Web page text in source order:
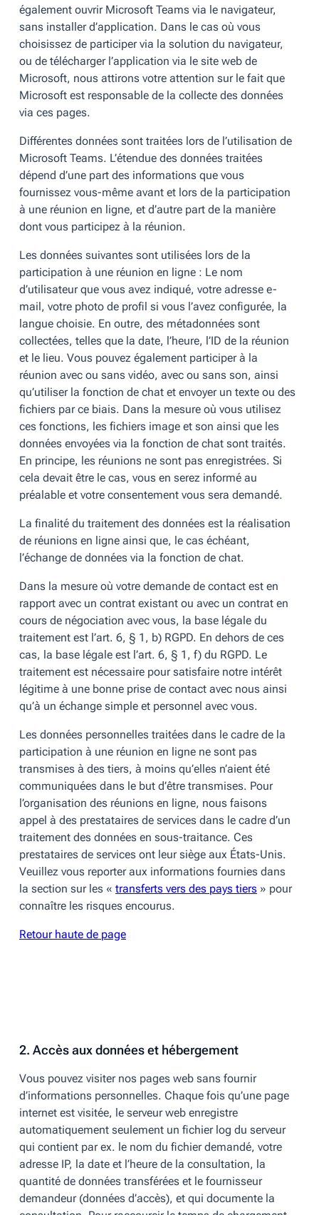
également ouvrir Microsoft Teams via le navigateur,
sans installer d’application. Dans le cas où vous
choisissez de participer via la solution du navigateur,
ou de télécharger l’application via le site web de
Microsoft, nous attirons votre attention sur le fait que
Microsoft est responsable de la collecte des données
via ces pages.
Différentes données sont traitées lors de l’utilisation de
Microsoft Teams. L’étendue des données traitées
dépend d’une part des informations que vous
fournissez vous-même avant et lors de la participation
à une réunion en ligne, et d’autre part de la manière
dont vous participez à la réunion.
Les données suivantes sont utilisées lors de la
participation à une réunion en ligne : Le nom
d’utilisateur que vous avez indiqué, votre adresse e-
mail, votre photo de profil si vous l’avez configurée, la
langue choisie. En outre, des métadonnées sont
collectées, telles que la date, l’heure, l’ID de la réunion
et le lieu. Vous pouvez également participer à la
réunion avec ou sans vidéo, avec ou sans son, ainsi
qu’utiliser la fonction de chat et envoyer un texte ou des
fichiers par ce biais. Dans la mesure où vous utilisez
ces fonctions, les fichiers image et son ainsi que les
données envoyées via la fonction de chat sont traités.
En principe, les réunions ne sont pas enregistrées. Si
cela devait être le cas, vous en serez informé au
préalable et votre consentement vous sera demandé.
La finalité du traitement des données est la réalisation
de réunions en ligne ainsi que, le cas échéant,
l’échange de données via la fonction de chat.
Dans la mesure où votre demande de contact est en
rapport avec un contrat existant ou avec un contrat en
cours de négociation avec vous, la base légale du
traitement est l’art. 6, § 1, b) RGPD. En dehors de ces
cas, la base légale est l’art. 6, § 1, f) du RGPD. Le
traitement est nécessaire pour satisfaire notre intérêt
légitime à une bonne prise de contact avec nous ainsi
qu’à un échange simple et personnel avec vous.
Les données personnelles traitées dans le cadre de la
participation à une réunion en ligne ne sont pas
transmises à des tiers, à moins qu’elles n’aient été
communiquées dans le but d’être transmises. Pour
l’organisation des réunions en ligne, nous faisons
appel à des prestataires de services dans le cadre d’un
traitement des données en sous-traitance. Ces
prestataires de services ont leur siège aux États-Unis.
Veuillez vous reporter aux informations fournies dans
la section sur les « transferts vers des pays tiers » pour
connaître les risques encourus.
Retour haute de page
2. Accès aux données et hébergement
Vous pouvez visiter nos pages web sans fournir
d’informations personnelles. Chaque fois qu’une page
internet est visitée, le serveur web enregistre
automatiquement seulement un fichier log du serveur
qui contient par ex. le nom du fichier demandé, votre
adresse IP, la date et l’heure de la consultation, la
quantité de données transférées et le fournisseur
demandeur (données d’accès), et qui documente la